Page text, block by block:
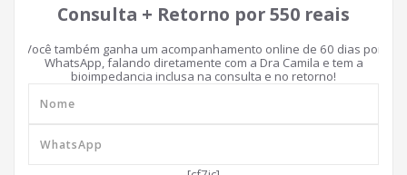
Consulta + Retorno por 550 reais
Você também ganha um acompanhamento online de 60 dias por
WhatsApp, falando diretamente com a Dra Camila e tem a
bioimpedancia inclusa na consulta e no retorno!